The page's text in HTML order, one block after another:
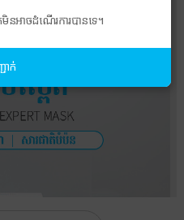
ាចដំណើរការបានទេ។
ាក់